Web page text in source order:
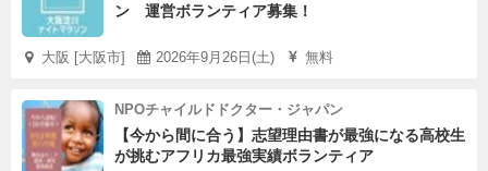
ン 運営ボランティア募集！
大阪 [大阪市] 2026年9月26日(土) 無料
NPOチャイルドドクター・ジャパン
【今から間に合う】志望理由書が最強になる高校生
が挑むアフリカ最強実績ボランティア